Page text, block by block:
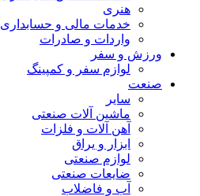
هنری
خدمات مالی و حسابداری
واردات و صادرات
ورزش و سفر
لوازم سفر و کمپینگ
صنعت
سایر
ماشین آلات صنعتی
آهن آلات و فلزات
ابزار و یراق
لوازم صنعتی
ضایعات صنعتی
آب و فاضلاب